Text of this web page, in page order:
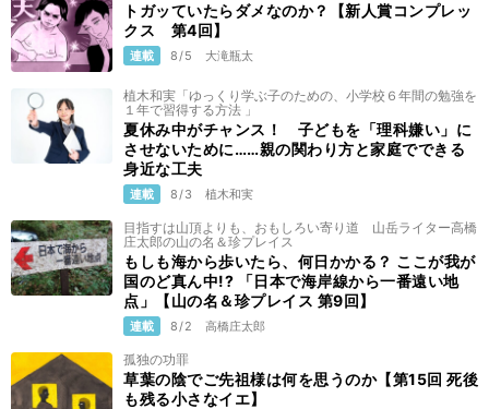
トガッていたらダメなのか？【新人賞コンプレッ
クス 第4回】
連載 8/5 大滝瓶太
植木和実「ゆっくり学ぶ子のための、小学校６年間の勉強を
１年で習得する方法 」
夏休み中がチャンス！ 子どもを「理科嫌い」に
させないために……親の関わり方と家庭でできる
身近な工夫
連載 8/3 植木和実
目指すは山頂よりも、おもしろい寄り道 山岳ライター高橋
庄太郎の山の名＆珍プレイス
もしも海から歩いたら、何日かかる？ ここが我が
国のど真ん中!? 「日本で海岸線から一番遠い地
点」【山の名＆珍プレイス 第9回】
連載 8/2 高橋庄太郎
孤独の功罪
草葉の陰でご先祖様は何を思うのか【第15回 死後
も残る小さなイエ】